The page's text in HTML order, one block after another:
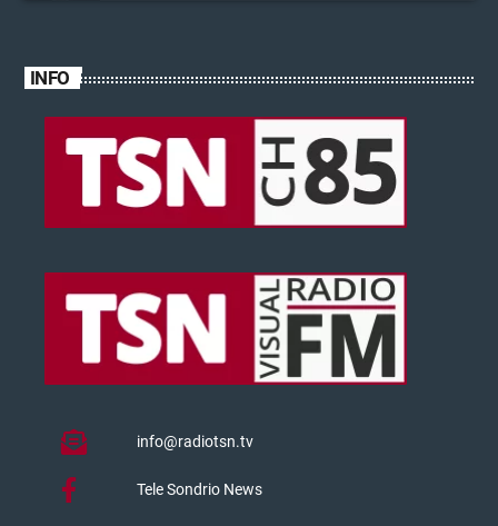
INFO
info@radiotsn.tv
Tele Sondrio News